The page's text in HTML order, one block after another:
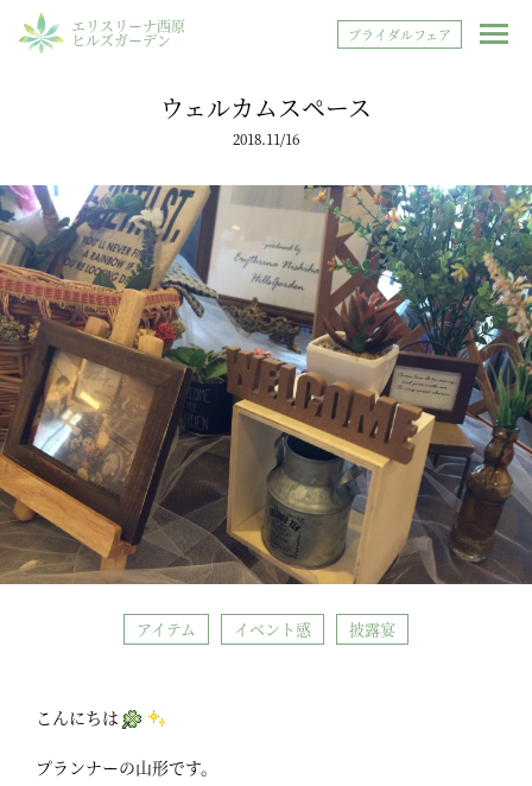
エリスリーナ西原
ヒルズガーデン ブライダルフェア
ウェルカムスペース
2018.11/16
アイテム イベント感 披露宴
こんにちは
プランナーの山形です。